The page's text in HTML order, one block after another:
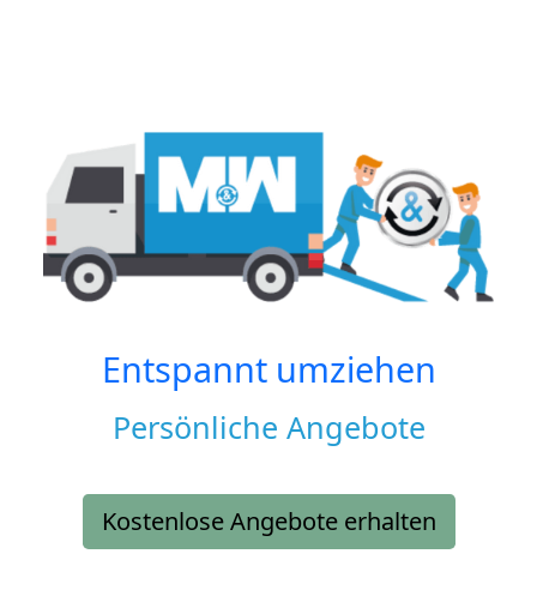
Entspannt umziehen
Persönliche Angebote
Kostenlose Angebote erhalten